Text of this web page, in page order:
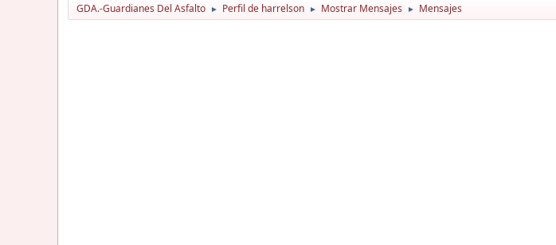
GDA.-Guardianes Del Asfalto ► Perfil de harrelson ► Mostrar Mensajes ► Mensajes